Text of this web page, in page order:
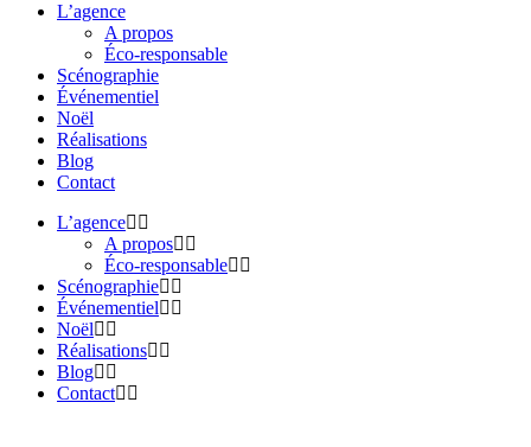
L’agence
A propos
Éco-responsable
Scénographie
Événementiel
Noël
Réalisations
Blog
Contact
L’agence
A propos
Éco-responsable
Scénographie
Événementiel
Noël
Réalisations
Blog
Contact